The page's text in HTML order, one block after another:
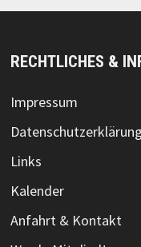
RECHTLICHES &
Impressum
Datenschutzerklärung
Links
Kalender
Anfahrt & Kontakt